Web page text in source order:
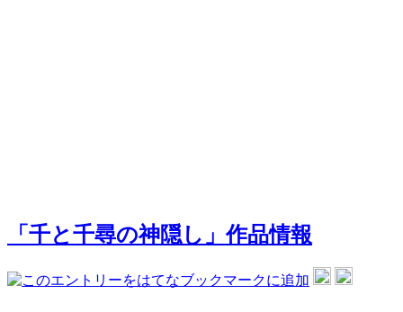
「千と千尋の神隠し」作品情報